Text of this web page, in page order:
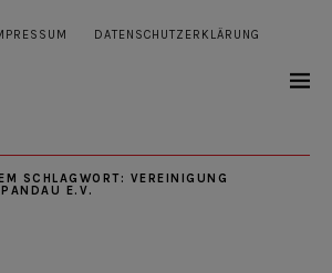
DATENSCHUTZERKLÄRUNG
SCHLAGWORT: VEREINIGUNG
E.V.